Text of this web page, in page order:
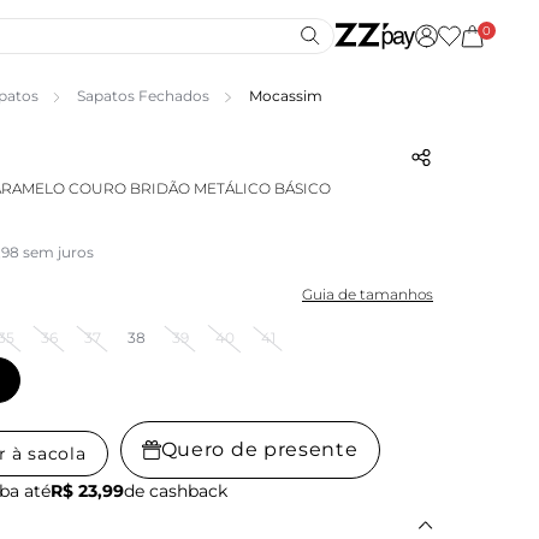
0
Sapatos Fechados Mocassim
COURO BRIDÃO METÁLICO BÁSICO
sem juros
Guia de tamanhos
36 37 38 39 40 41
à sacola Quero de presente
atéR$ 23,99de cashback